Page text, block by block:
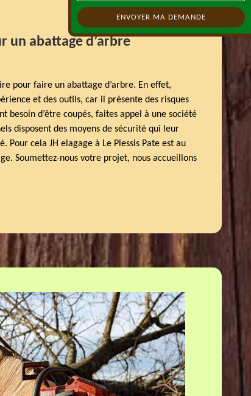
un abattage d’arbre
pour faire un abattage d’arbre. En effet,
et des outils, car il présente des risques
besoin d’être coupés, faites appel à une société
disposent des moyens de sécurité qui leur
cela JH elagage à Le Plessis Pate est au
Soumettez-nous votre projet, nous accueillons